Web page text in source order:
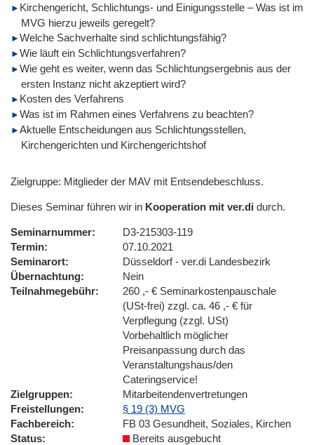
Kirchengericht, Schlichtungs- und Einigungsstelle – Was ist im
MVG hierzu jeweils geregelt?
Welche Sachverhalte sind schlichtungsfähig?
Wie läuft ein Schlichtungsverfahren?
Wie geht es weiter, wenn das Schlichtungsergebnis aus der
ersten Instanz nicht akzeptiert wird?
Kosten des Verfahrens
Was ist im Rahmen eines Verfahrens zu beachten?
Aktuelle Entscheidungen aus Schlichtungsstellen,
Kirchengerichten und Kirchengerichtshof
Zielgruppe: Mitglieder der MAV mit Entsendebeschluss.
Dieses Seminar führen wir in Kooperation mit ver.di durch.
Seminarnummer
D3-215303-119
Termin
07.10.2021
Seminarort
Düsseldorf - ver.di Landesbezirk
Übernachtung
Nein
Teilnahmegebühr
260 ,- € Seminarkostenpauschale
(USt-frei) zzgl. ca. 46 ,- € für
Verpflegung (zzgl. USt)
Vorbehaltlich möglicher
Preisanpassung durch das
Veranstaltungshaus/den
Cateringservice!
Zielgruppen
Mitarbeitendenvertretungen
Freistellungen
§ 19 (3) MVG
Fachbereich
FB 03 Gesundheit, Soziales, Kirchen
Status
Bereits ausgebucht